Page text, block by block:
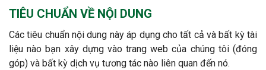
TIÊU CHUẨN VỀ NỘI DUNG
Các tiêu chuẩn nội dung này áp dụng cho tất cả và bất kỳ tài
liệu nào bạn xây dựng vào trang web của chúng tôi (đóng
góp) và bất kỳ dịch vụ tương tác nào liên quan đến nó.